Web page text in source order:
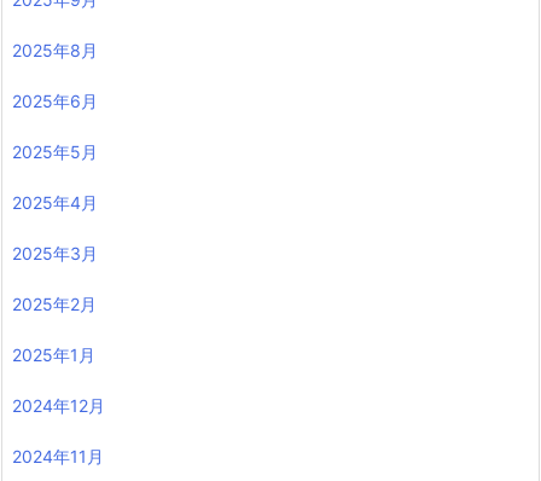
2025年8月
2025年6月
2025年5月
2025年4月
2025年3月
2025年2月
2025年1月
2024年12月
2024年11月